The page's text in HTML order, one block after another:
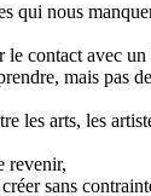
qui nous
le contact avec
mais pas
les arts, les
revenir,
sans